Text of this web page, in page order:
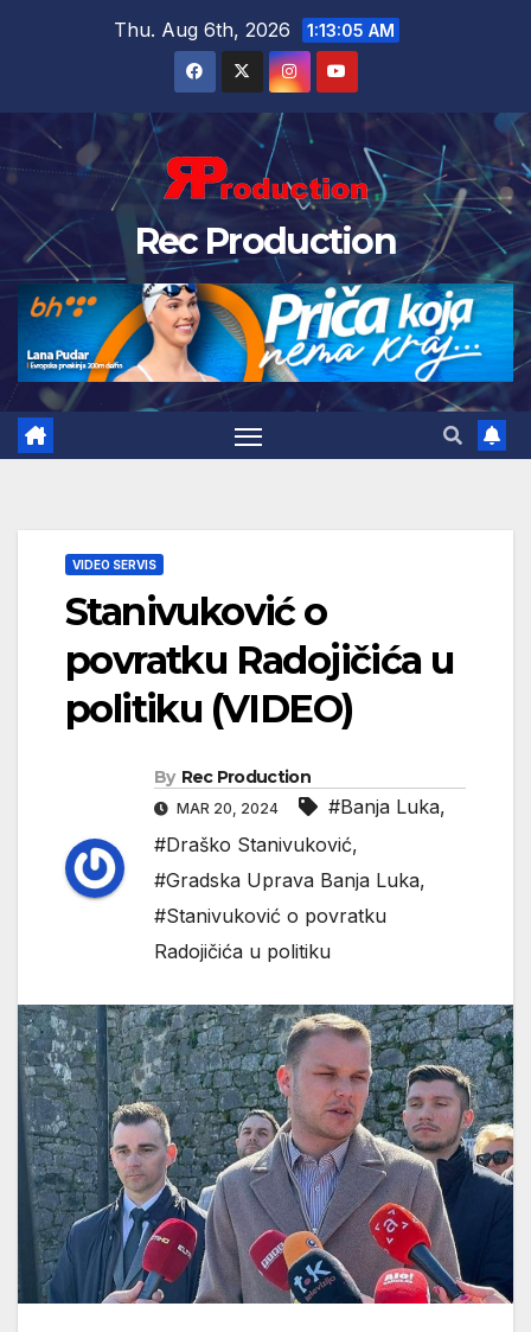
Thu. Aug 6th, 2026 1:13:06 AM
Rec Production
VIDEO SERVIS
Stanivuković o
povratku Radojičića u
politiku (VIDEO)
By Rec Production
MAR 20, 2024 #Banja Luka,
#Draško Stanivuković,
#Gradska Uprava Banja Luka,
#Stanivuković o povratku
Radojičića u politiku